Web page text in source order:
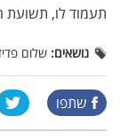
תעמוד לו, תשועת
נושאים: שלום
שתפו